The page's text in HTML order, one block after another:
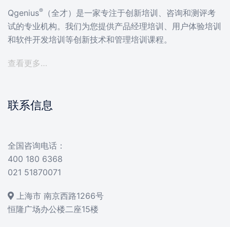
Qgenius®
（全才）是一家专注于创新培训、咨询和测评考
试的专业机构。我们为您提供产品经理培训、用户体验培训
和软件开发培训等创新技术和管理培训课程。
查看更多…
联系信息
全国咨询电话：
400 180 6368
021 51870071
上海市 南京西路1266号
恒隆广场办公楼二座15楼